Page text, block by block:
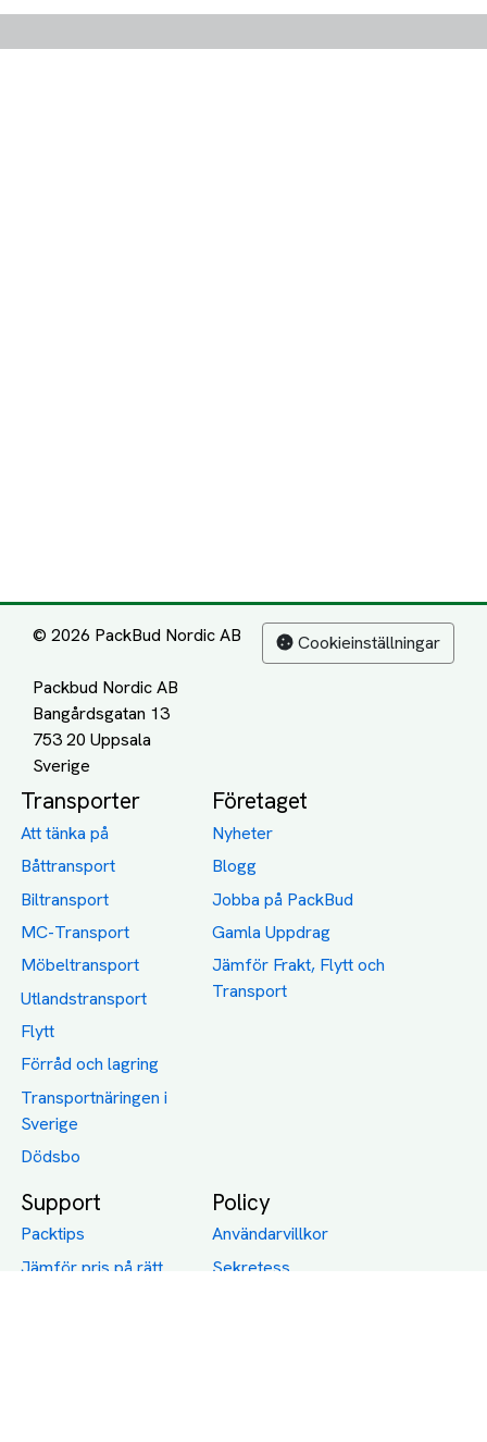
© 2026 PackBud Nordic AB
Packbud Nordic AB
Bangårdsgatan 13
753 20 Uppsala
Cookieinställningar
Transporter
Att tänka på
Båttransport
Biltransport
MC-Transport
Möbeltransport
Utlandstransport
Flytt
Förråd och lagring
Transportnäringen i
Sverige
Dödsbo
Företaget
Nyheter
Blogg
Jobba på PackBud
Gamla Uppdrag
Jämför Frakt, Flytt och
Transport
Support
Packtips
Jämför pris på rätt
Policy
Användarvillkor
Sekretess